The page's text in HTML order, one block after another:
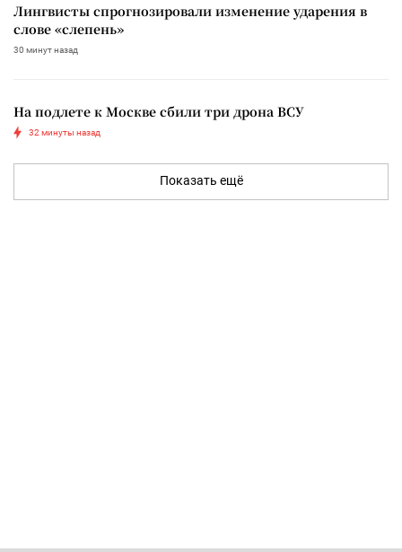
Лингвисты спрогнозировали изменение ударения в
слове «слепень»
30 минут назад
На подлете к Москве сбили три дрона ВСУ
32 минуты назад
Показать ещё